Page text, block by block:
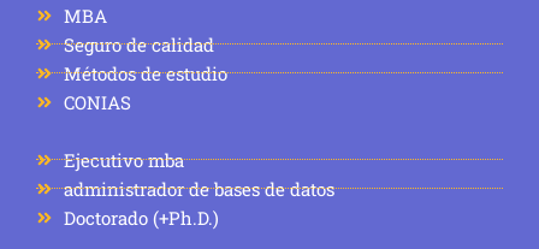
MBA
Seguro de calidad
Métodos de estudio
CONIAS
Ejecutivo mba
administrador de bases de datos
Doctorado (+Ph.D.)